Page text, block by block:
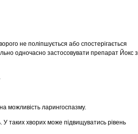
не поліпшується або спостерігається
одночасно застосовувати препарат Йокс з
можливість ларингоспазму.
У таких хворих може підвищуватись рівень